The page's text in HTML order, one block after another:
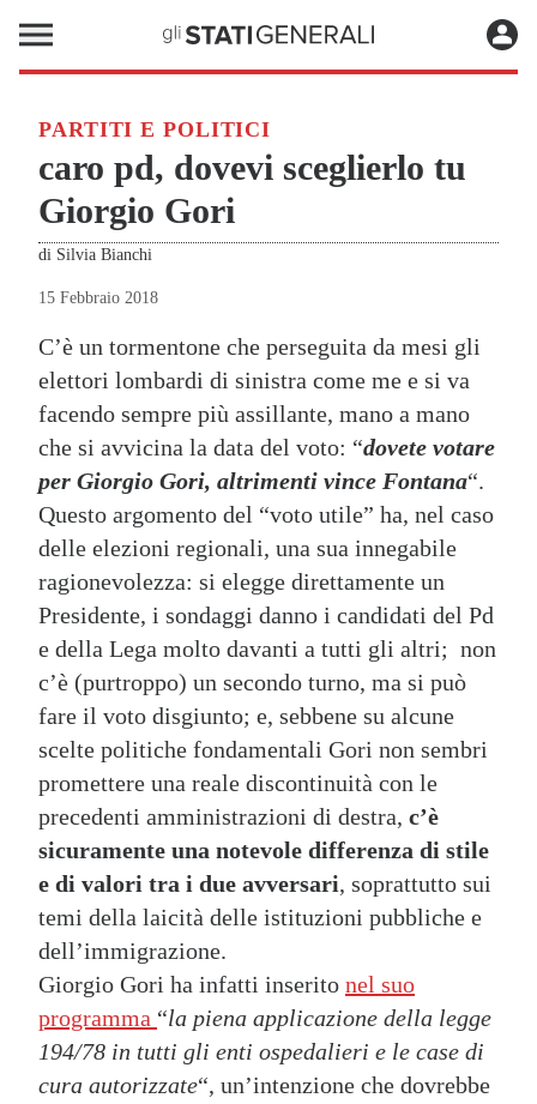
PARTITI E POLITICI
caro pd, dovevi sceglierlo tu
Giorgio Gori
di Silvia Bianchi
15 Febbraio 2018
C’è un tormentone che perseguita da mesi gli
elettori lombardi di sinistra come me e si va
facendo sempre più assillante, mano a mano
che si avvicina la data del voto: “dovete votare
per Giorgio Gori, altrimenti vince Fontana“.
Questo argomento del “voto utile” ha, nel caso
delle elezioni regionali, una sua innegabile
ragionevolezza: si elegge direttamente un
Presidente, i sondaggi danno i candidati del Pd
e della Lega molto davanti a tutti gli altri; non
c’è (purtroppo) un secondo turno, ma si può
fare il voto disgiunto; e, sebbene su alcune
scelte politiche fondamentali Gori non sembri
promettere una reale discontinuità con le
precedenti amministrazioni di destra, c’è
sicuramente una notevole differenza di stile
e di valori tra i due avversari, soprattutto sui
temi della laicità delle istituzioni pubbliche e
dell’immigrazione.
Giorgio Gori ha infatti inserito nel suo
programma “la piena applicazione della legge
194/78 in tutti gli enti ospedalieri e le case di
cura autorizzate“, un’intenzione che dovrebbe